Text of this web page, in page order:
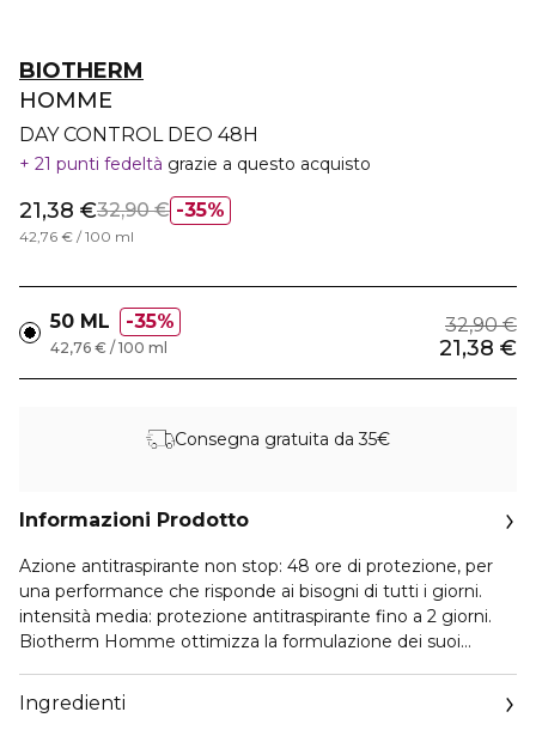
BIOTHERM
HOMME
DAY CONTROL DEO 48H
21 punti fedeltà grazie a questo acquisto
35%
21,38 €32,90 €
42,76 € / 100 ml
50 ML 35% 32,90 €
21,38 €
42,76 € / 100 ml
Consegna gratuita da 35€
Informazioni Prodotto
Azione antitraspirante non stop: 48 ore di protezione, per
una performance che risponde ai bisogni di tutti i giorni.
intensità media: protezione antitraspirante fino a 2 giorni.
Biotherm Homme ottimizza la formulazione dei suoi
prestazioni fino a 48 ore, un deodorante a lunga durata che
rinfresca e protegge la pelle dal sudore, mantenendola
Ingredienti